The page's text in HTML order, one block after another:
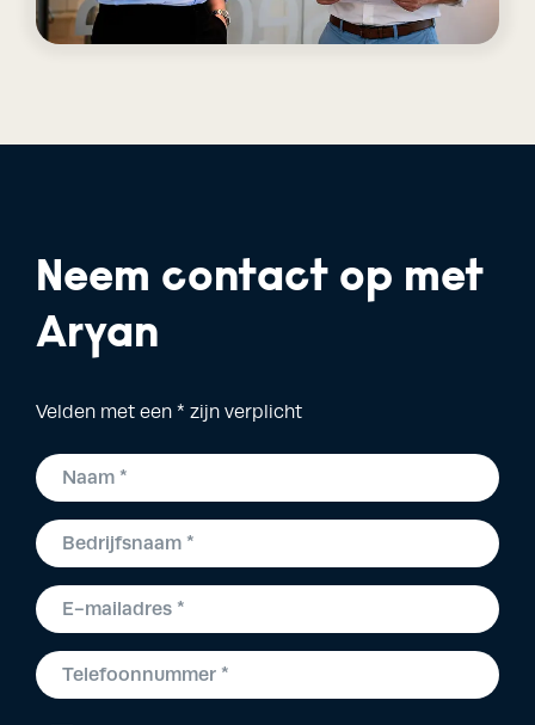
Neem contact op met
Aryan
Velden met een * zijn verplicht